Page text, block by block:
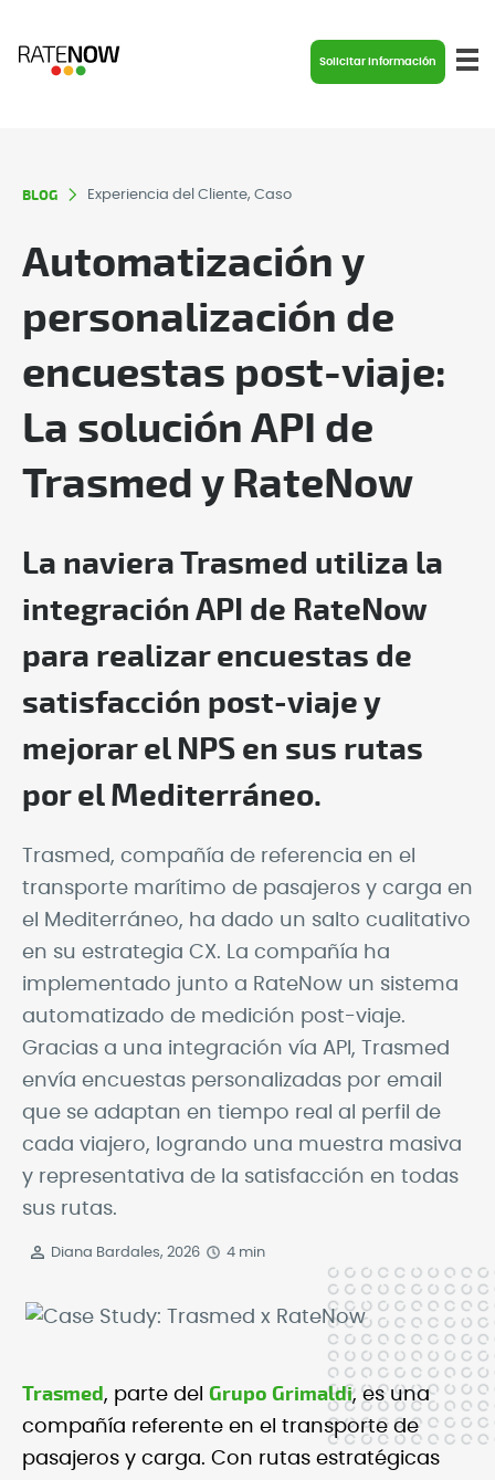
Solicitar información
BLOG Experiencia del Cliente, Caso
Automatización y
personalización de
encuestas post-viaje:
La solución API de
Trasmed y RateNow
La naviera Trasmed utiliza la
integración API de RateNow
para realizar encuestas de
satisfacción post-viaje y
mejorar el NPS en sus rutas
por el Mediterráneo.
Trasmed, compañía de referencia en el
transporte marítimo de pasajeros y carga en
el Mediterráneo, ha dado un salto cualitativo
en su estrategia CX. La compañía ha
implementado junto a RateNow un sistema
automatizado de medición post-viaje.
Gracias a una integración vía API, Trasmed
envía encuestas personalizadas por email
que se adaptan en tiempo real al perfil de
cada viajero, logrando una muestra masiva
y representativa de la satisfacción en todas
sus rutas.
Diana Bardales, 2026 4 min
Trasmed, parte del Grupo Grimaldi, es una
compañía referente en el transporte de
pasajeros y carga. Con rutas estratégicas